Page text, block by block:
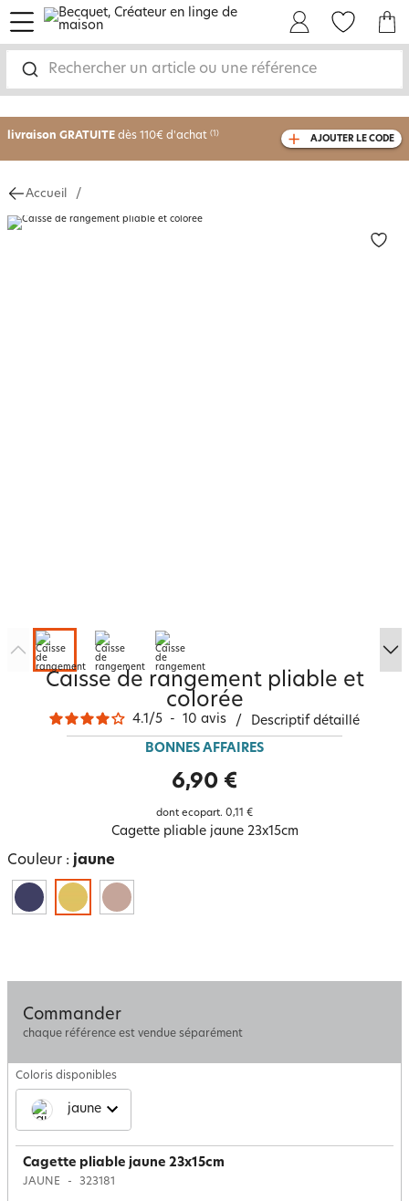
Rechercher un article ou une référence
menu
-30% sur votre commande
dès 2 articles
achetés
AJOUTER LE CODE
Accueil
Caisse de rangement pliable et
colorée
4.1/5 - 10 avis / Descriptif détaillé
BONNES AFFAIRES
6,90 €
dont ecopart. 0,11 €
Cagette pliable jaune 23x15cm
Couleur : jaune
Commander
chaque référence est vendue séparément
Coloris disponibles
jaune
Cagette pliable jaune 23x15cm
JAUNE 323181